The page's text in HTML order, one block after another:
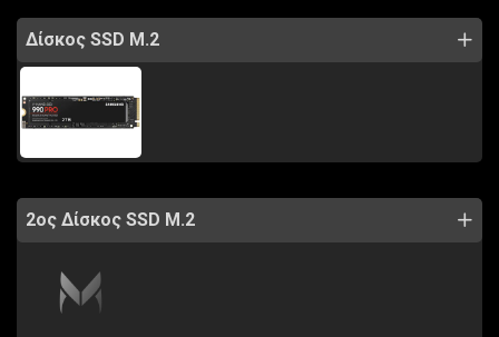
Δίσκος SSD M.2
2ος Δίσκος SSD M.2